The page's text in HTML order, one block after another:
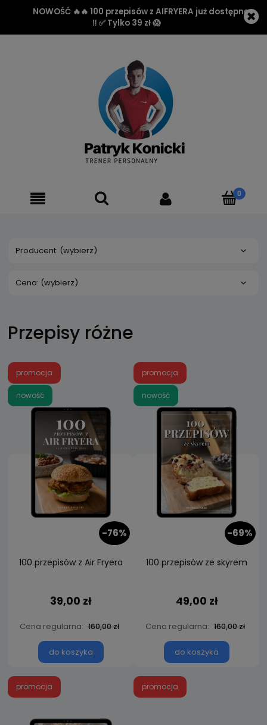
🎁 Przy zakupach za minimum 100 zł ✅ DODATKOWE
30% rabatu 🔥
Producent: (wybierz)
Cena: (wybierz)
Przepisy różne
-76%
100 przepisów z Air Fryera
39,00 zł
Cena regularna: 160,00 zł
do koszyka
promocja
nowość
-69%
100 przepisów ze skyrem
49,00 zł
Cena regularna: 160,00 zł
do koszyka
promocja
nowość
promocja promocja